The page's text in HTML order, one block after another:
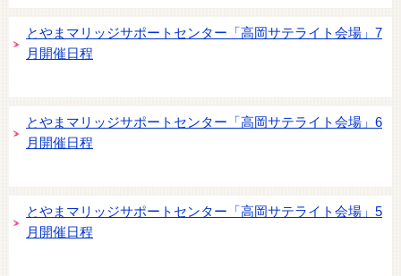
とやまマリッジサポートセンター「高岡サテライト会場」7
月開催日程
とやまマリッジサポートセンター「高岡サテライト会場」6
月開催日程
とやまマリッジサポートセンター「高岡サテライト会場」5
月開催日程